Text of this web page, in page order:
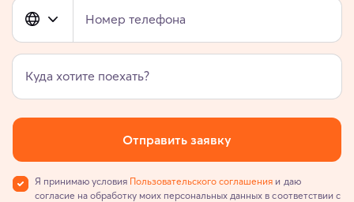
Номер телефона
Куда хотите поехать?
Отправить заявку
Я принимаю условия Пользовательского соглашения и даю
согласие на обработку моих персональных данных в соответствии с